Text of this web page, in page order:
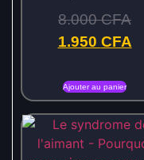
8.000CFA
1.950 CFA
Ajouter au panier